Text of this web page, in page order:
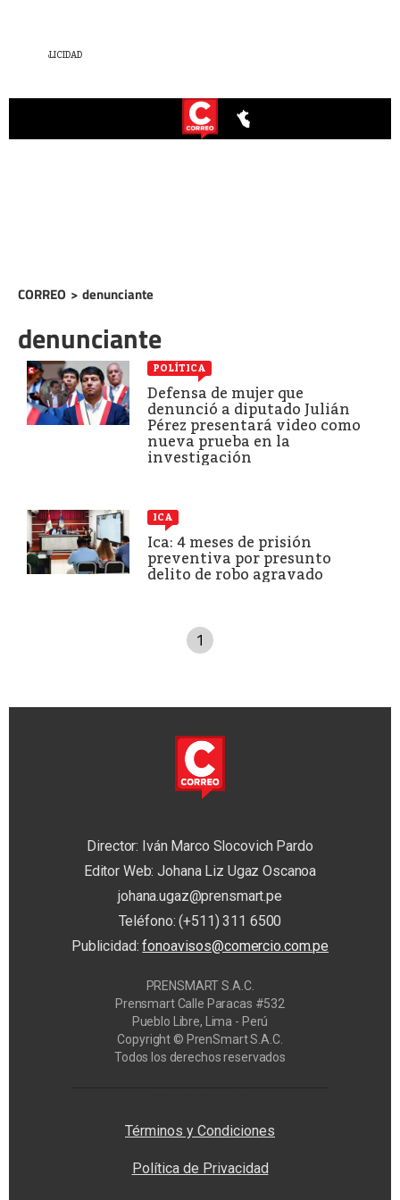
CORREO > denunciante
denunciante
POLÍTICA
Defensa de mujer que
denunció a diputado Julián
Pérez presentará video como
nueva prueba en la
investigación
ICA
Ica: 4 meses de prisión
preventiva por presunto
delito de robo agravado
1
Director: Iván Marco Slocovich Pardo
Editor Web: Johana Liz Ugaz Oscanoa
johana.ugaz@prensmart.pe
Teléfono: (+511) 311 6500
Publicidad:fonoavisos@comercio.com.pe
PRENSMART S.A.C.
Prensmart Calle Paracas #532
Pueblo Libre, Lima - Perú
Copyright © PrenSmart S.A.C.
Todos los derechos reservados
Términos y Condiciones
Política de Privacidad